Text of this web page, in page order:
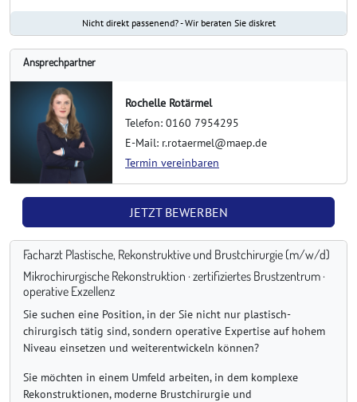
Nicht direkt passenend? - Wir beraten Sie diskret
Ansprechpartner
Rochelle Rotärmel
Telefon: 0160 7954295
E-Mail: r.rotaermel@maep.de
Termin vereinbaren
JETZT BEWERBEN
Facharzt Plastische, Rekonstruktive und Brustchirurgie (m/w/d)
Mikrochirurgische Rekonstruktion · zertifiziertes Brustzentrum ·
operative Exzellenz
Sie suchen eine Position, in der Sie nicht nur plastisch-
chirurgisch tätig sind, sondern operative Expertise auf hohem
Niveau einsetzen und weiterentwickeln können?
Sie möchten in einem Umfeld arbeiten, in dem komplexe
Rekonstruktionen, moderne Brustchirurgie und